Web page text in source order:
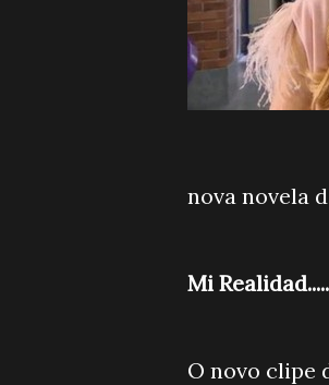
nova novela
Mi Realidad.....
O novo clipe